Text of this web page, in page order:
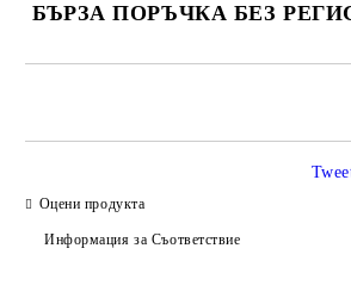
БЪРЗА ПОРЪЧКА БЕЗ
Съгласен съм сПолитиката за
Оцени продукта
Информация за Съответствие